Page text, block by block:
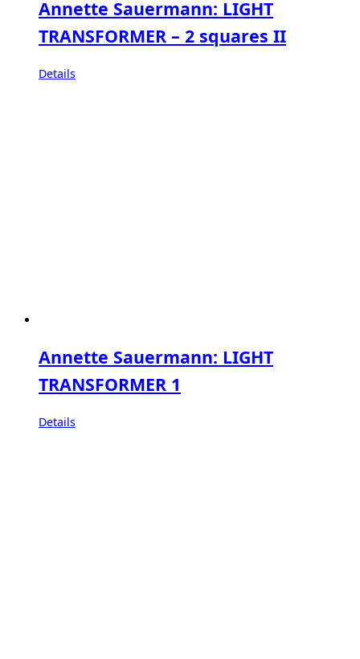
Annette Sauermann: LIGHT
TRANSFORMER – 2 squares II
Details
Annette Sauermann: LIGHT
TRANSFORMER 1
Details